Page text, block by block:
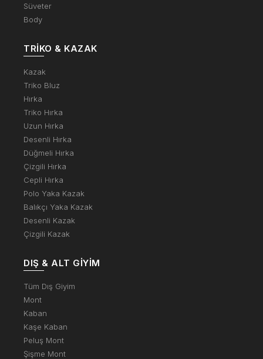
Süveter
Body
TRIKO & KAZAK
Kazak
Triko Bluz
Hırka
Triko Hırka
Uzun Hırka
Desenli Hırka
Düğmeli Hırka
Çizgili Hırka
Cepli Hırka
Polo Yaka Kazak
Balıkçı Yaka Kazak
Desenli Kazak
Çizgili Kazak
DIŞ & ALT GIYIM
Tüm Dış Giyim
Mont
Kaban
Kaşe Kaban
Peluş Mont
Şişme Mont